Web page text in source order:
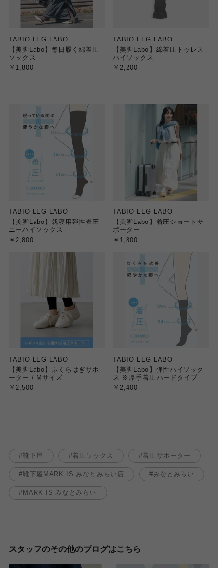
TABIO LEG LABO
【美脚Labo】毎日履く綿着圧
ソックス
￥1,800
TABIO LEG LABO
【美脚Labo】綿着圧トゥレス
ハイソックス
￥2,200
TABIO LEG LABO
【美脚Labo】就寝用弾性着圧
ニーハイソックス
￥2,800
TABIO LEG LABO
【美脚Labo】着圧ショートサ
ポーター
￥1,800
TABIO LEG LABO
【美脚Labo】ふくらはぎサポ
ーター / Mサイズ
￥2,500
TABIO LEG LABO
【美脚Labo】弾性ハイソック
ス ※厚手着圧ハードタイプ
￥2,400
靴下屋 着圧ソックス 着圧サポーター
靴下屋MARK IS みなとみらい店 みなとみらい
MARK IS みなとみらい
スタッフのその他のブログはこちら